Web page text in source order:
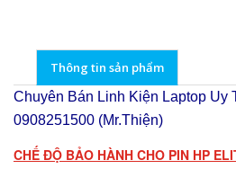
Thông tin sản phẩm
Chuyên Bán Linh Kiện Laptop Uy
0908251500 (Mr.Thiện)
CHẾ ĐỘ BẢO HÀNH CHO PIN HP